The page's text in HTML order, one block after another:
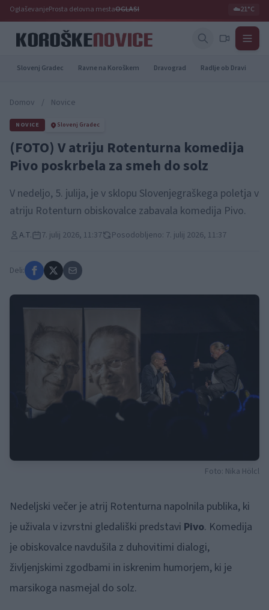
OglaševanjeProsta delovna mestaOGLASI ☁️21°C
Slovenj Gradec Ravne na Koroškem Dravograd Radlje ob Dravi
Domov / Novice
NOVICE Slovenj Gradec
(FOTO) V atriju Rotenturna komedija
Pivo poskrbela za smeh do solz
V nedeljo, 5. julija, je v sklopu Slovenjegraškega poletja v
atriju Rotenturn obiskovalce zabavala komedija Pivo.
A.T. 7. julij 2026, 11:37 Posodobljeno: 7. julij 2026, 11:37
Deli:
Foto: Nika Hölcl
Nedeljski večer je atrij Rotenturna napolnila publika, ki
je uživala v izvrstni gledališki predstavi Pivo. Komedija
je obiskovalce navdušila z duhovitimi dialogi,
življenjskimi zgodbami in iskrenim humorjem, ki je
marsikoga nasmejal do solz.